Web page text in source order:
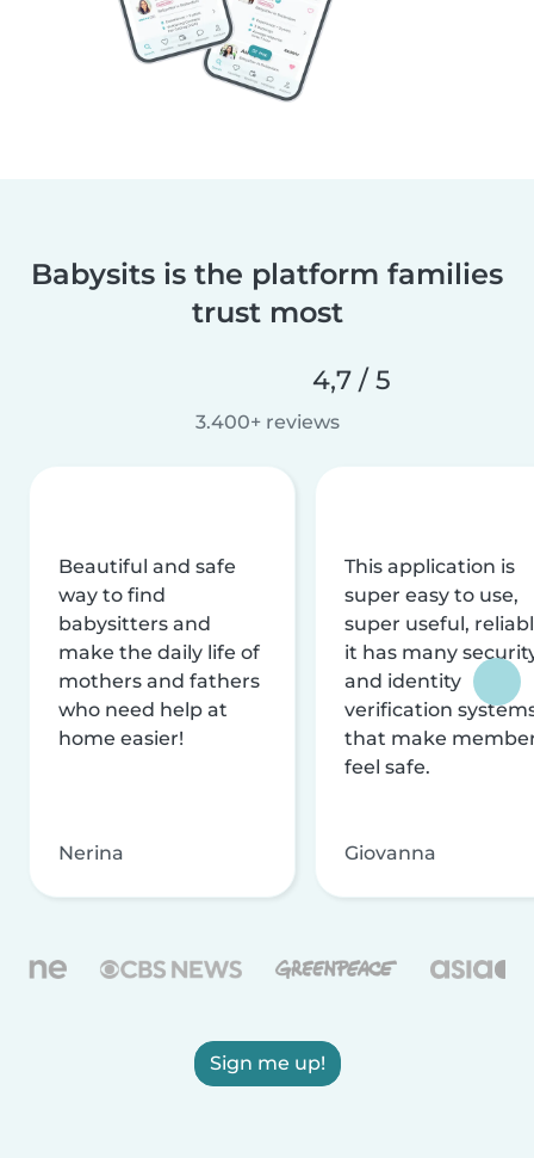
Babysits is the platform families
trust most
4,7 / 5
3.400+ reviews
Beautiful and safe
way to find
babysitters and
make the daily life of
mothers and fathers
who need help at
home easier!
Nerina
This application is
super easy to use,
super useful,
it has many
and identity
verification
that make
feel safe.
Giovanna
Sign me up!